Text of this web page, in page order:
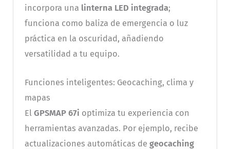
incorpora una linterna LED integrada;
funciona como baliza de emergencia o luz
práctica en la oscuridad, añadiendo
versatilidad a tu equipo.
Funciones inteligentes: Geocaching, clima y
mapas
El GPSMAP 67i optimiza tu experiencia con
herramientas avanzadas. Por ejemplo, recibe
actualizaciones automáticas de geocaching